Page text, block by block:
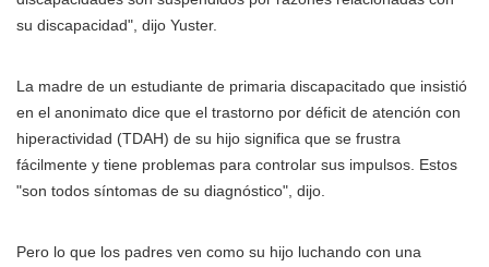
su discapacidad", dijo Yuster.
La madre de un estudiante de primaria discapacitado que insistió
en el anonimato dice que el trastorno por déficit de atención con
hiperactividad (TDAH) de su hijo significa que se frustra
fácilmente y tiene problemas para controlar sus impulsos. Estos
"son todos síntomas de su diagnóstico", dijo.
Pero lo que los padres ven como su hijo luchando con una